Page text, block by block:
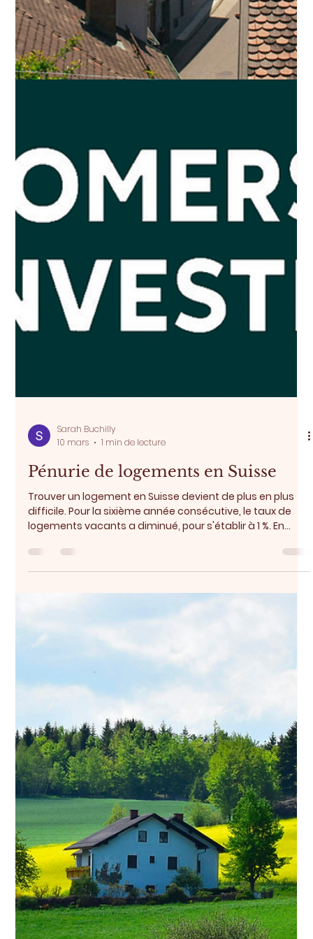
Pénurie de logements en Suisse
Trouver un logement en Suisse devient de plus en plus
difficile. Pour la sixième année consécutive, le taux de
logements vacants a diminué, pour s'établir à 1 %. En
d'autres termes, 99 % du parc immobilier du pays est
désormais occupé. La région la plus touchée est Vaud et
Genève, mais la pénurie s'étend à l'ensemble du
territoire. Selon l'Office fédéral de la statistique (OFS), le
taux de vacance a baissé de 0,08 point de pourcentage
entre le 1er juin 2024 et le 1er juin 202